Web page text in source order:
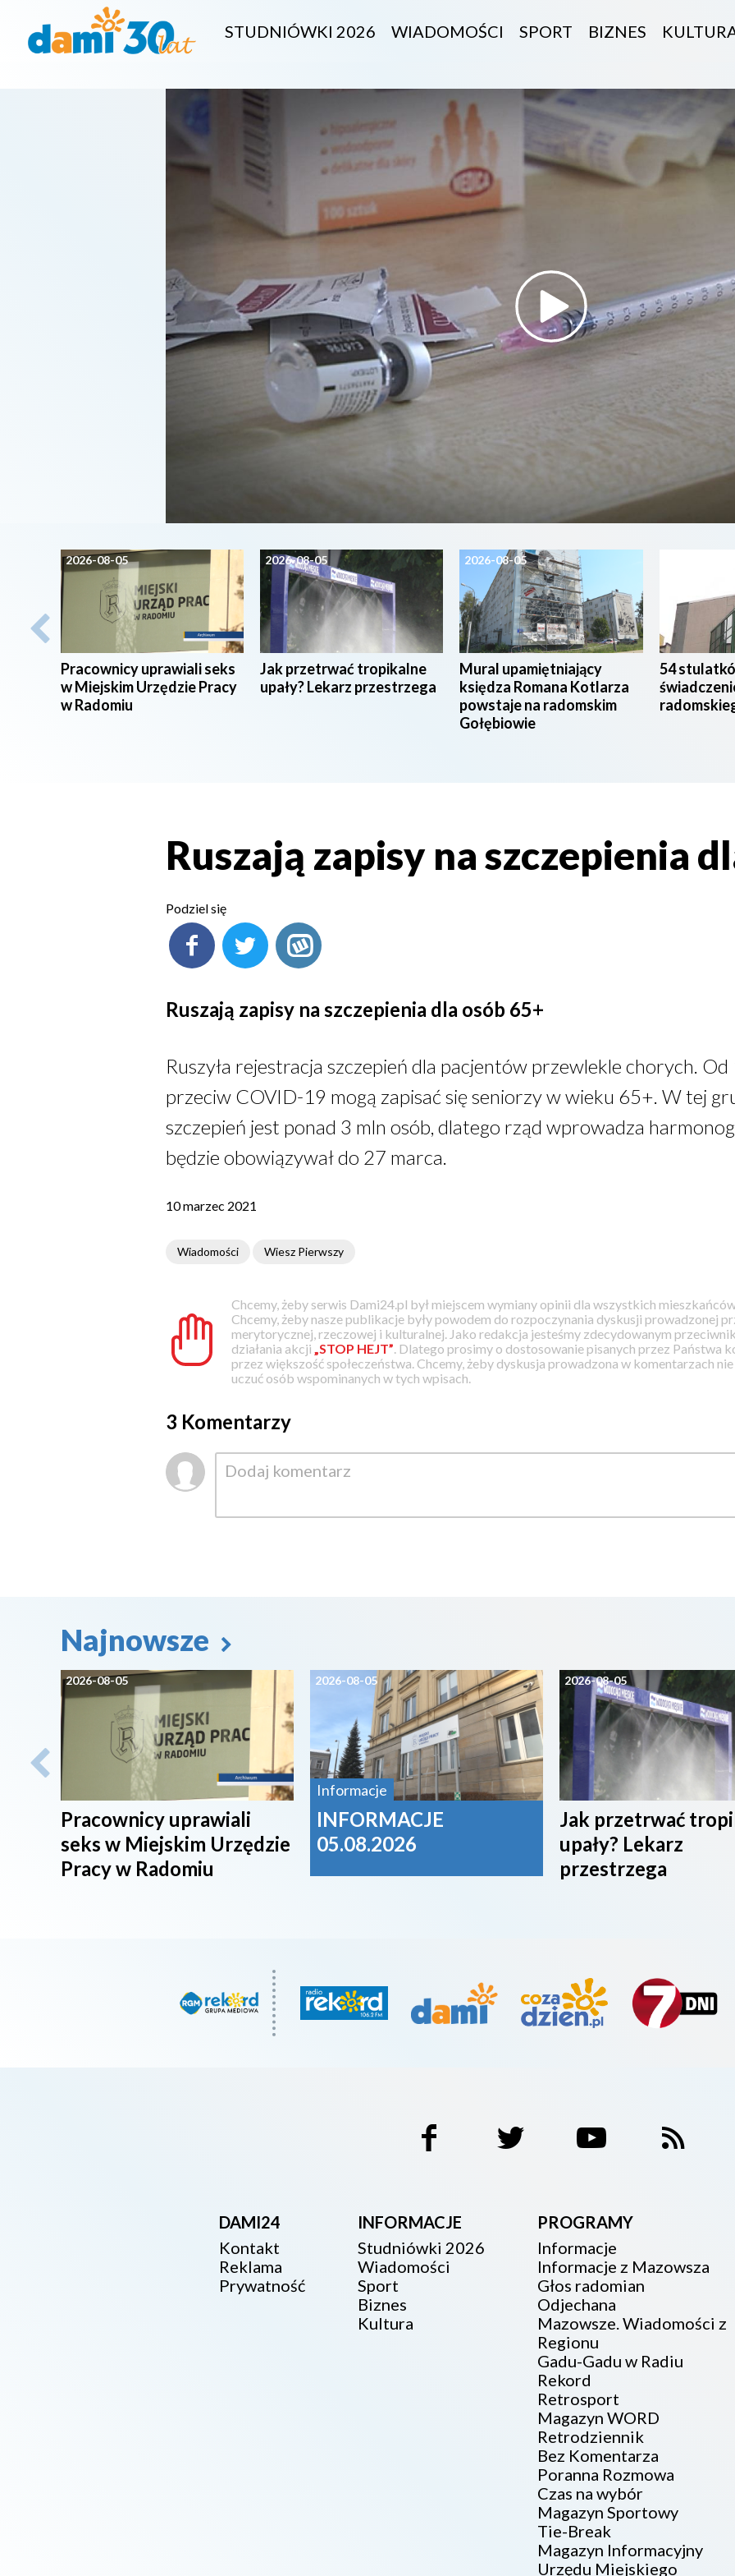
STUDNIÓWKI 2026 WIADOMOŚCI SPORT BIZNES
2026-08-05
Pracownicy uprawiali seks
w Miejskim Urzędzie Pracy
w Radomiu
2026-08-05
Jak przetrwać tropikalne
upały? Lekarz przestrzega
2026-08-05
Mural upamiętniający
księdza Romana Kotlarza
powstaje na radomskim
Gołębiowie
54
Ruszają zapisy na szczepienia
Podziel się
Ruszają zapisy na szczepienia dla osób 65+
Ruszyła rejestracja szczepień dla pacjentów przewlekle chorych.
przeciw COVID-19 mogą zapisać się seniorzy w wieku 65+. W tej
szczepień jest ponad 3 mln osób, dlatego rząd wprowadza
będzie obowiązywał do 27 marca.
10 marzec 2021
Wiadomości Wiesz Pierwszy
Chcemy, żeby serwis Dami24.pl był miejscem wymiany opinii dla wszystkich
Chcemy, żeby nasze publikacje były powodem do rozpoczynania dyskusji prowadzonej
merytorycznej, rzeczowej i kulturalnej. Jako redakcja jesteśmy zdecydowanym
działania akcji „STOP HEJT” . Dlatego prosimy o dostosowanie pisanych przez Państwa
przez większość społeczeństwa. Chcemy, żeby dyskusja prowadzona w komentarzach
uczuć osób wspominanych w tych wpisach.
3 Komentarzy
Najnowsze
2026-08-05
Pracownicy uprawiali
seks w Miejskim Urzędzie
Pracy w Radomiu
2026-08-05
Informacje
INFORMACJE
05.08.2026
2026-08-05
Jak przetrwać
upały? Lekarz
przestrzega
DAMI24
Kontakt
Reklama
Prywatność
INFORMACJE
Studniówki 2026
Wiadomości
Sport
Biznes
Kultura
PROGRAMY
Informacje
Informacje z Mazowsza
Głos radomian
Odjechana
Mazowsze. Wiadomości z
Regionu
Gadu-Gadu w Radiu
Rekord
Retrosport
Magazyn WORD
Retrodziennik
Bez Komentarza
Poranna Rozmowa
Czas na wybór
Magazyn Sportowy
Tie-Break
Magazyn Informacyjny
Urzędu Miejskiego